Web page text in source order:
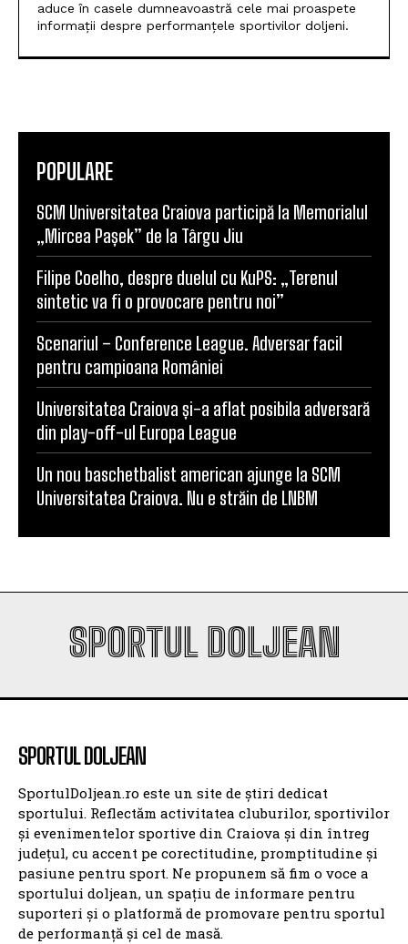
aduce în casele dumneavoastră cele mai proaspete
informații despre performanțele sportivilor doljeni.
POPULARE
SCM Universitatea Craiova participă la Memorialul
„Mircea Pașek” de la Târgu Jiu
Filipe Coelho, despre duelul cu KuPS: „Terenul
sintetic va fi o provocare pentru noi”
Scenariul – Conference League. Adversar facil
pentru campioana României
Universitatea Craiova și-a aflat posibila adversară
din play-off-ul Europa League
Un nou baschetbalist american ajunge la SCM
Universitatea Craiova. Nu e străin de LNBM
SPORTUL DOLJEAN
SPORTUL DOLJEAN
SportulDoljean.ro este un site de știri dedicat
sportului. Reflectăm activitatea cluburilor, sportivilor
și evenimentelor sportive din Craiova și din întreg
județul, cu accent pe corectitudine, promptitudine și
pasiune pentru sport. Ne propunem să fim o voce a
sportului doljean, un spațiu de informare pentru
suporteri și o platformă de promovare pentru sportul
de performanță și cel de masă.